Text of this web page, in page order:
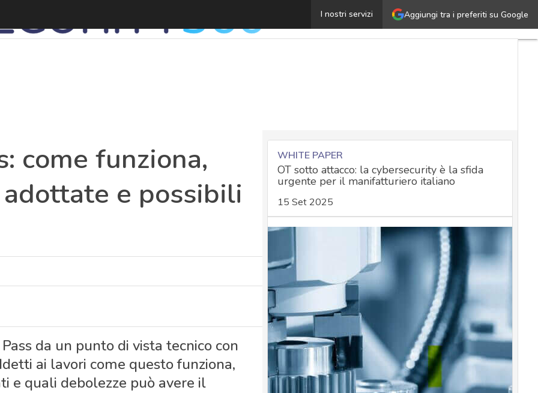
Aggiungi tra i preferiti su Google
I nostri servizi
Sistema Green Pass: come funziona, misure di
come funziona,
e possibili
da un punto di vista tecnico con
ai lavori come questo funziona,
e quali debolezze può avere il
WHITE PAPER
OT sotto attacco: la cybersecurity è la sfida
urgente per il manifatturiero italiano
15 Set 2025